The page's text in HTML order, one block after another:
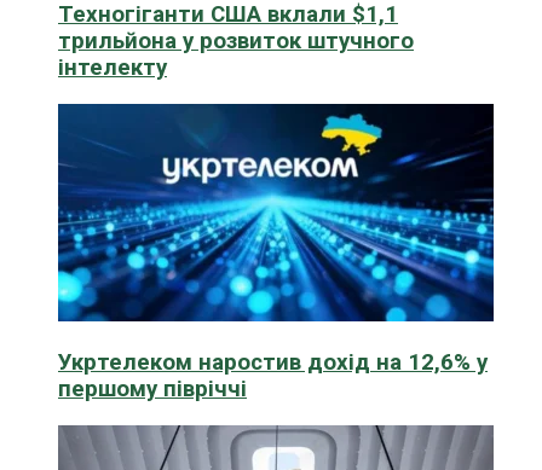
Техногіганти США вклали $1,1
трильйона у розвиток штучного
інтелекту
Укртелеком наростив дохід на 12,6% у
першому півріччі